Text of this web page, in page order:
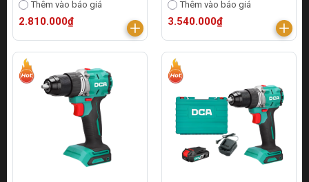
Thêm vào báo giá
2.810.000₫
Thêm vào báo giá
3.540.000₫